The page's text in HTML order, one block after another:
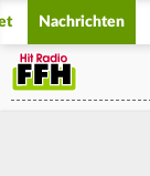
Nachrichten